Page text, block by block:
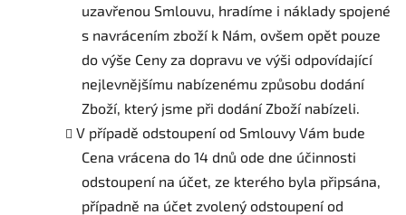
uzavřenou Smlouvu, hradíme i náklady spojené
s navrácením zboží k Nám, ovšem opět pouze
do výše Ceny za dopravu ve výši odpovídající
nejlevnějšímu nabízenému způsobu dodání
Zboží, který jsme při dodání Zboží nabízeli.
V případě odstoupení od Smlouvy Vám bude
Cena vrácena do 14 dnů ode dne účinnosti
odstoupení na účet, ze kterého byla připsána,
případně na účet zvolený odstoupení od